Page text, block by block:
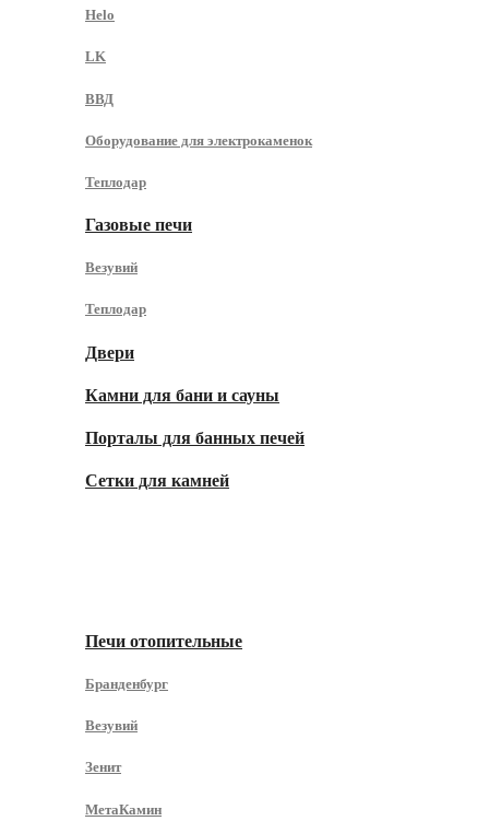
Helo
LK
ВВД
Оборудование для электрокаменок
Теплодар
Газовые печи
Везувий
Теплодар
Двери
Камни для бани и сауны
Порталы для банных печей
Сетки для камней
Печи отопительные
Бранденбург
Везувий
Зенит
МетаКамин